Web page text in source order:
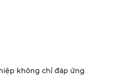
không chỉ đáp ứng